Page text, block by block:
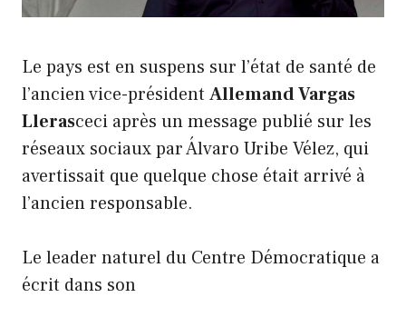
Le pays est en suspens sur l’état de santé de
l’ancien vice-président Allemand Vargas
Llerasceci après un message publié sur les
réseaux sociaux par Álvaro Uribe Vélez, qui
avertissait que quelque chose était arrivé à
l’ancien responsable.
Le leader naturel du Centre Démocratique a
écrit dans son